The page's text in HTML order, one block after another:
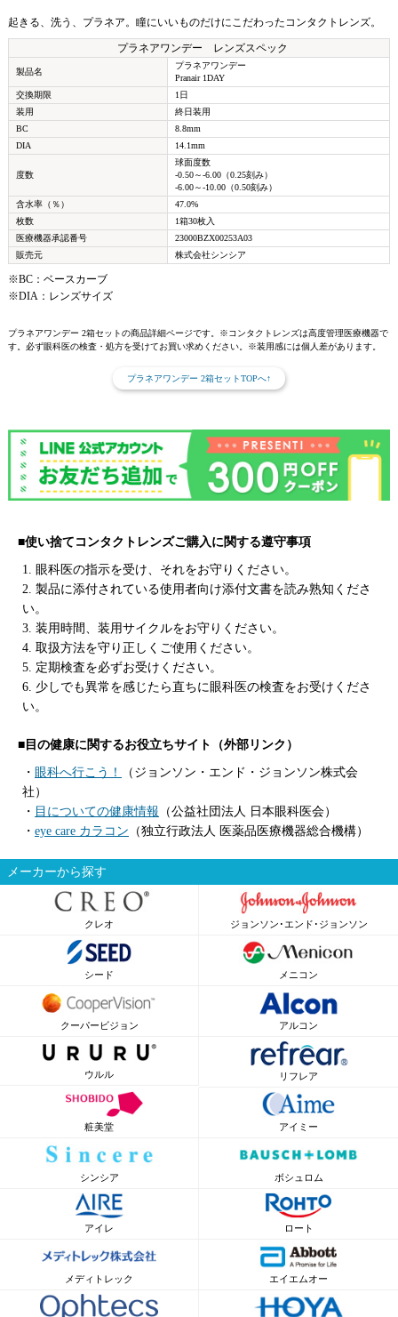
起きる、洗う、プラネア。瞳にいいものだけにこだわったコンタクトレンズ。
プラネアワンデー レンズスペック
製品名
プラネアワンデー
Pranair 1DAY
交換期限
1日
装用
終日装用
BC
8.8mm
DIA
14.1mm
度数
球面度数
-0.50～-6.00（0.25刻み）
-6.00～-10.00（0.50刻み）
含水率（％）
47.0%
枚数
1箱30枚入
医療機器承認番号
23000BZX00253A03
販売元
株式会社シンシア
※BC：ベースカーブ
※DIA：レンズサイズ
プラネアワンデー 2箱セットの商品詳細ページです。※コンタクトレンズは高度管理医療機器で
す。必ず眼科医の検査・処方を受けてお買い求めください。※装用感には個人差があります。
プラネアワンデー 2箱セットTOPへ↑
■使い捨てコンタクトレンズご購入に関する遵守事項
1. 眼科医の指示を受け、それをお守りください。
2. 製品に添付されている使用者向け添付文書を読み熟知くださ
い。
3. 装用時間、装用サイクルをお守りください。
4. 取扱方法を守り正しくご使用ください。
5. 定期検査を必ずお受けください。
6. 少しでも異常を感じたら直ちに眼科医の検査をお受けくださ
い。
■目の健康に関するお役立ちサイト（外部リンク）
・ 眼科へ行こう！
（ジョンソン・エンド・ジョンソン株式会
社）
・ 目についての健康情報 （公益社団法人 日本眼科医会）
・ eye care カラコン （独立行政法人 医薬品医療機器総合機構）
メーカーから探す
クレオ ジョンソン･エンド･ジョンソン
シード メニコン
クーパービジョン アルコン
ウルル リフレア
粧美堂 アイミー
シンシア ボシュロム
アイレ ロート
メディトレック エイエムオー